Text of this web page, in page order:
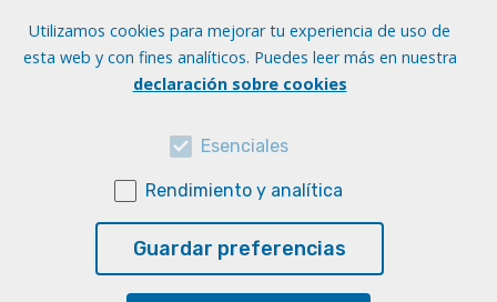
Utilizamos cookies para mejorar tu experiencia de uso de
esta web y con fines analíticos. Puedes leer más en nuestra
declaración sobre cookies
Esenciales
Rendimiento y analítica
Guardar preferencias